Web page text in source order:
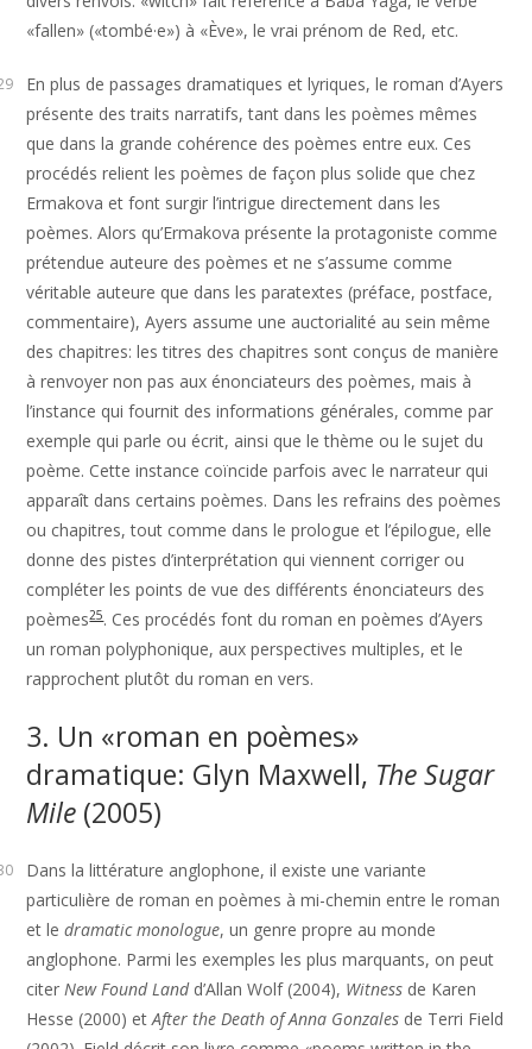
«fallen» («tombé·e») à «Ève», le vrai prénom de Red, etc.
En plus de passages dramatiques et lyriques, le roman d’Ayers
présente des traits narratifs, tant dans les poèmes mêmes
que dans la grande cohérence des poèmes entre eux. Ces
procédés relient les poèmes de façon plus solide que chez
Ermakova et font surgir l’intrigue directement dans les
poèmes. Alors qu’Ermakova présente la protagoniste comme
prétendue auteure des poèmes et ne s’assume comme
véritable auteure que dans les paratextes (préface, postface,
commentaire), Ayers assume une auctorialité au sein même
des chapitres: les titres des chapitres sont conçus de manière
à renvoyer non pas aux énonciateurs des poèmes, mais à
l’instance qui fournit des informations générales, comme par
exemple qui parle ou écrit, ainsi que le thème ou le sujet du
poème. Cette instance coïncide parfois avec le narrateur qui
apparaît dans certains poèmes. Dans les refrains des poèmes
ou chapitres, tout comme dans le prologue et l’épilogue, elle
donne des pistes d’interprétation qui viennent corriger ou
compléter les points de vue des différents énonciateurs des
poèmes25. Ces procédés font du roman en poèmes d’Ayers
un roman polyphonique, aux perspectives multiples, et le
rapprochent plutôt du roman en vers.
3. Un «roman en poèmes»
dramatique: Glyn Maxwell, The Sugar
Mile (2005)
Dans la littérature anglophone, il existe une variante
particulière de roman en poèmes à mi-chemin entre le roman
et ledramatic monologue, un genre propre au monde
anglophone. Parmi les exemples les plus marquants, on peut
citerNew Found Landd’Allan Wolf (2004), Witness de Karen
Hesse (2000) etAfter the Death of Anna Gonzales de Terri Field